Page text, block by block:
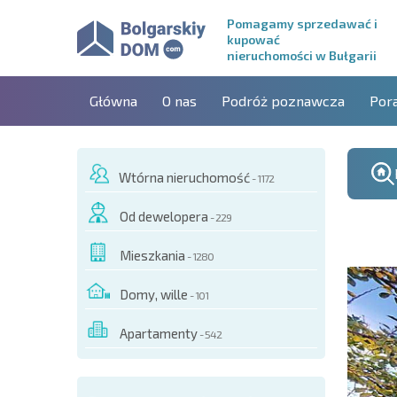
Pomagamy sprzedawać i
kupować
nieruchomości w Bułgarii
Główna O nas Podróż poznawcza
Wtórna nieruchomość - 1172
Od dewelopera - 229
Mieszkania - 1280
Domy, wille - 101
Apartamenty - 542
TYM OBIEKCIE